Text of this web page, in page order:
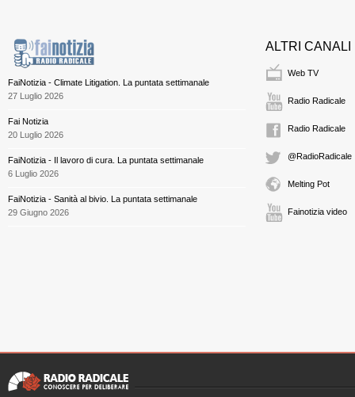
FaiNotizia - Climate Litigation. La puntata settimanale
27 Luglio 2026
Fai Notizia
20 Luglio 2026
FaiNotizia - Il lavoro di cura. La puntata settimanale
6 Luglio 2026
FaiNotizia - Sanità al bivio. La puntata settimanale
29 Giugno 2026
ALTRI CANALI
Web TV
Radio Radicale
Radio Radicale
@RadioRadicale
Melting Pot
Fainotizia video